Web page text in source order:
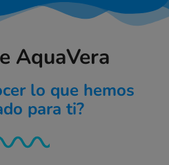
AquaVera
lo que hemos
para ti?